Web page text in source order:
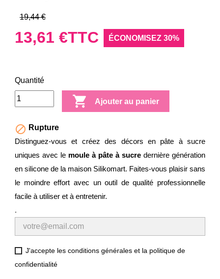
19,44 €
13,61 €TTC ÉCONOMISEZ 30%
Quantité
 Ajouter au panier
 Rupture
Distinguez-vous et créez des décors en pâte à sucre
uniques avec le moule à pâte à sucre dernière génération
en silicone de la maison Silikomart. Faites-vous plaisir sans
le moindre effort avec un outil de qualité professionnelle
facile à utiliser et à entretenir.
.
J'accepte les conditions générales et la politique de
confidentialité